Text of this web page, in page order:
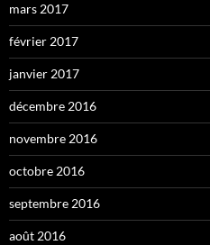
mars 2017
février 2017
janvier 2017
décembre 2016
novembre 2016
octobre 2016
septembre 2016
août 2016